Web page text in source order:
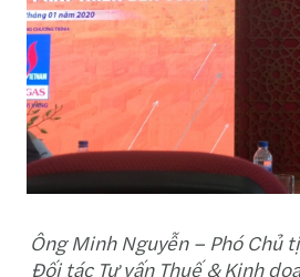
Ông Minh Nguyễn – Phó Chủ
Đối tác Tư vấn Thuế & Kinh